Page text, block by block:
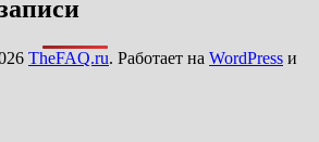
TheFAQ.ru. Работает на WordPress и